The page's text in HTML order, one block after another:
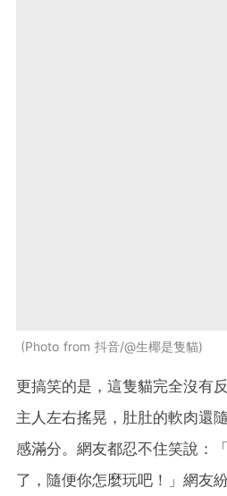
Photo from 抖音/@生椰是隻貓
更搞笑的是，這隻貓完全沒有
主人左右搖晃，肚肚的軟肉還
感滿分。網友都忍不住笑說：
了，隨便你怎麼玩吧！」網友